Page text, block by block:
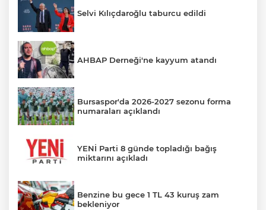
Selvi Kılıçdaroğlu taburcu edildi
AHBAP Derneği'ne kayyum atandı
Bursaspor'da 2026-2027 sezonu forma
numaraları açıklandı
YENİ Parti 8 günde topladığı bağış
miktarını açıkladı
Benzine bu gece 1 TL 43 kuruş zam
bekleniyor